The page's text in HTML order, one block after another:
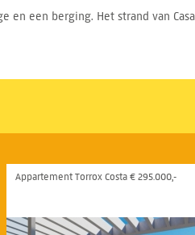
en een berging. Het strand van
Appartement Torrox Costa € 295.000,-